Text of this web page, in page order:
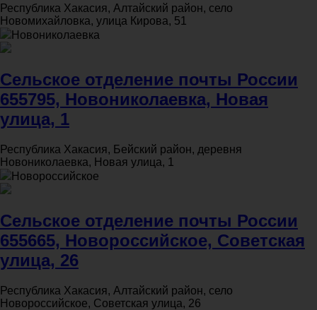
Республика Хакасия, Алтайский район, село
Новомихайловка, улица Кирова, 51
Новониколаевка
Сельское отделение почты России
655795, Новониколаевка, Новая
улица, 1
Республика Хакасия, Бейский район, деревня
Новониколаевка, Новая улица, 1
Новороссийское
Сельское отделение почты России
655665, Новороссийское, Советская
улица, 26
Республика Хакасия, Алтайский район, село
Новороссийское, Советская улица, 26